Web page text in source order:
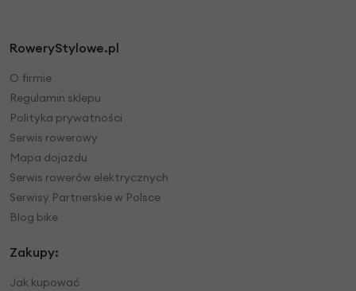
RoweryStylowe.pl
O firmie
Regulamin sklepu
Polityka prywatności
Serwis rowerowy
Mapa dojazdu
Serwis rowerów elektrycznych
Serwisy Partnerskie w Polsce
Blog bike
Zakupy:
Jak kupować